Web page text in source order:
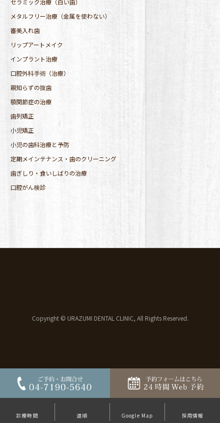
メタルフリー治療（金属を使わない）
審美入れ歯
リップアートメイク
インプラント治療
口腔外科手術（治療）
親知らずの抜歯
顎関節症の治療
歯列矯正
小児矯正
小児の歯科治療と予防
定期メインテナンス・歯のクリーニング
歯ぎしり・食いしばりの治療
口腔がん検診
Copyright © URAZUMI DENTAL CLINIC, All Rights Reserved.
診療時間 道順 Google Map 採用情報